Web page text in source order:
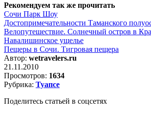
Рекомендуем так же прочитать
Сочи Парк Шоу
Достопримечательности Таманского
Велопутешествие. Солнечный остров в
Навалишинское ущелье
Пещеры в Сочи. Тигровая пещера
Автор: wetravelers.ru
21.11.2010
Просмотров: 1634
Рубрика: Туапсе
Поделитесь статьей в соцсетях